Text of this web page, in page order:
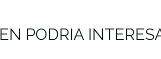
PODRIA